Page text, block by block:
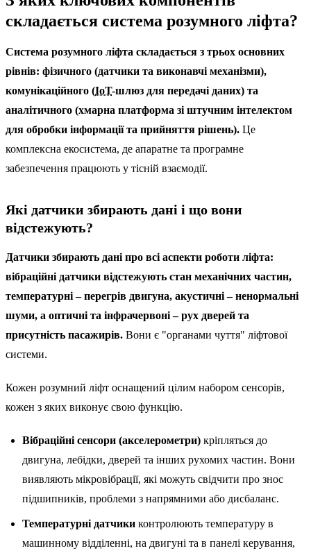
складається система розумного ліфта?
Система розумного ліфта складається з трьох основних
рівнів: фізичного (датчики та виконавчі механізми),
комунікаційного (IoT-шлюз для передачі даних) та
аналітичного (хмарна платформа зі штучним інтелектом
для обробки інформації та прийняття рішень). Це
комплексна екосистема, де апаратне та програмне
забезпечення працюють у тісній взаємодії.
Які датчики збирають дані і що вони
відстежують?
Датчики збирають дані про всі аспекти роботи ліфта:
вібраційні датчики відстежують стан механічних частин,
температурні – перегрів двигуна, акустичні – ненормальні
шуми, а оптичні та інфрачервоні – рух дверей та
присутність пасажирів. Вони є "органами чуття" ліфтової
системи.
Кожен розумний ліфт оснащений цілим набором сенсорів,
кожен з яких виконує свою функцію.
Вібраційні сенсори (акселерометри) кріпляться до
двигуна, лебідки, дверей та інших рухомих частин. Вони
виявляють мікровібрації, які можуть свідчити про знос
підшипників, проблеми з напрямними або дисбаланс.
Температурні датчики контролюють температуру в
машинному відділенні, на двигуні та в панелі керування,